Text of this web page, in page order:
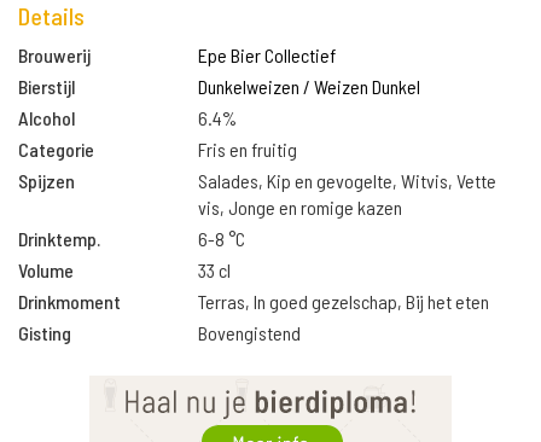
Details
Brouwerij
Epe Bier Collectief
Bierstijl
Dunkelweizen / Weizen Dunkel
Alcohol
6.4%
Categorie
Fris en fruitig
Spijzen
Salades, Kip en gevogelte, Witvis, Vette
vis, Jonge en romige kazen
Drinktemp.
6-8 °C
Volume
33 cl
Drinkmoment
Terras, In goed gezelschap, Bij het eten
Gisting
Bovengistend